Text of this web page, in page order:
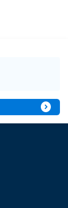
expand_circle_right